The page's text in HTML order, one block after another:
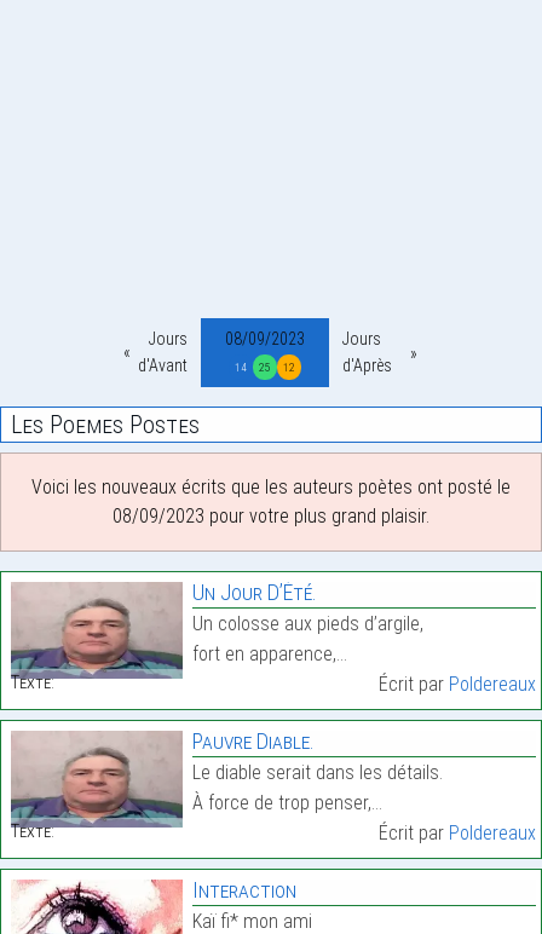
Jours
d'Avant
08/09/2023
14 25 12
Jours
d'Après
Les Poemes Postes
Voici les nouveaux écrits que les auteurs poètes ont posté le
08/09/2023 pour votre plus grand plaisir.
Texte:
Un Jour D’Été.
Un colosse aux pieds d’argile,
fort en apparence,…
Écrit par Poldereaux
Texte:
Pauvre Diable.
Le diable serait dans les détails.
À force de trop penser,…
Écrit par Poldereaux
Interaction
Kaï fi* mon ami